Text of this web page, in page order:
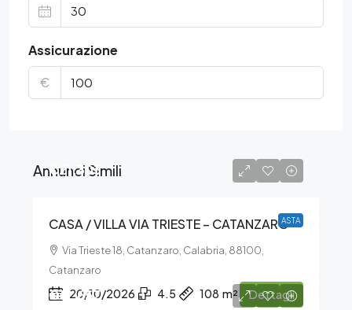
Assicurazione
€
Annunci Simili
ASTA
€21.303
CASA / VILLA VIA TRIESTE – CATANZARO
Via Trieste 18, Catanzaro, Calabria, 88100,
Catanzaro
20/10/2026 4.5 108 m² Dettagli
€12.657